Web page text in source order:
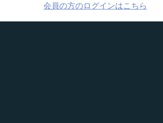
会員の方のログインはこちら